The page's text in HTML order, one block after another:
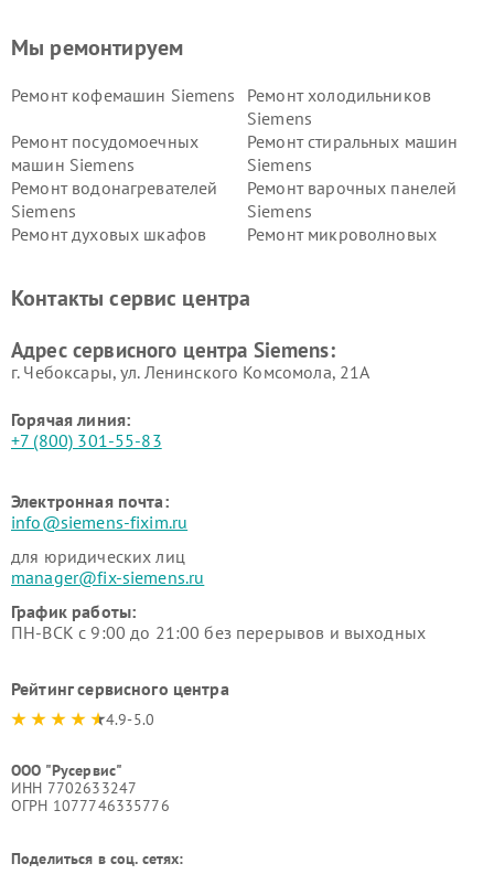
Мы ремонтируем
Ремонт кофемашин Siemens
Ремонт холодильников
Siemens
Ремонт посудомоечных
машин Siemens
Ремонт стиральных машин
Siemens
Ремонт водонагревателей
Siemens
Ремонт варочных панелей
Siemens
Ремонт духовых шкафов
Ремонт микроволновых
Siemens
Siemens
Siemens
Siemens
Контакты сервис центра
Адрес сервисного центра Siemens:
г. Чебоксары, ул. Ленинского Комсомола, 21А
Горячая линия:
+7 (800) 301-55-83
Электронная почта:
info@siemens-fixim.ru
для юридических лиц
manager@fix-siemens.ru
График работы:
ПН-ВСК с 9:00 до 21:00 без перерывов и выходных
Рейтинг сервисного центра
4.9-5.0
ООО "Русервис"
ИНН 7702633247
ОГРН 1077746335776
Поделиться в соц. сетях: